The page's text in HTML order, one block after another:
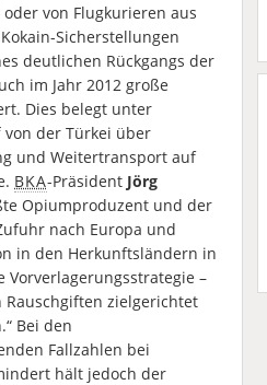
von Flugkurieren aus
Sicherstellungen
deutlichen Rückgangs der
im Jahr 2012 große
Dies belegt unter
der Türkei über
und Weitertransport auf
BKA-Präsident Jörg
Opiumproduzent und der
nach Europa und
in den Herkunftsländern in
–
zielgerichtet
Bei den
Fallzahlen bei
hält jedoch der